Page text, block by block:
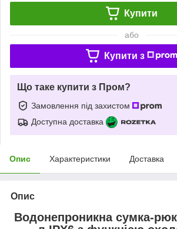
Купити
або
Купити з
Що таке купити з Пром?
Замовлення під захистом
Доступна доставка
Опис Характеристики Доставка
Опис
Водонепроникна сумка-